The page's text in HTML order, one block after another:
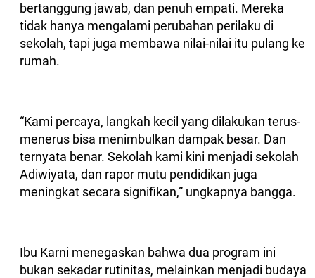
bertanggung jawab, dan penuh empati. Mereka
tidak hanya mengalami perubahan perilaku di
sekolah, tapi juga membawa nilai-nilai itu pulang ke
rumah.
“Kami percaya, langkah kecil yang dilakukan terus-
menerus bisa menimbulkan dampak besar. Dan
ternyata benar. Sekolah kami kini menjadi sekolah
Adiwiyata, dan rapor mutu pendidikan juga
meningkat secara signifikan,” ungkapnya bangga.
Ibu Karni menegaskan bahwa dua program ini
bukan sekadar rutinitas, melainkan menjadi budaya